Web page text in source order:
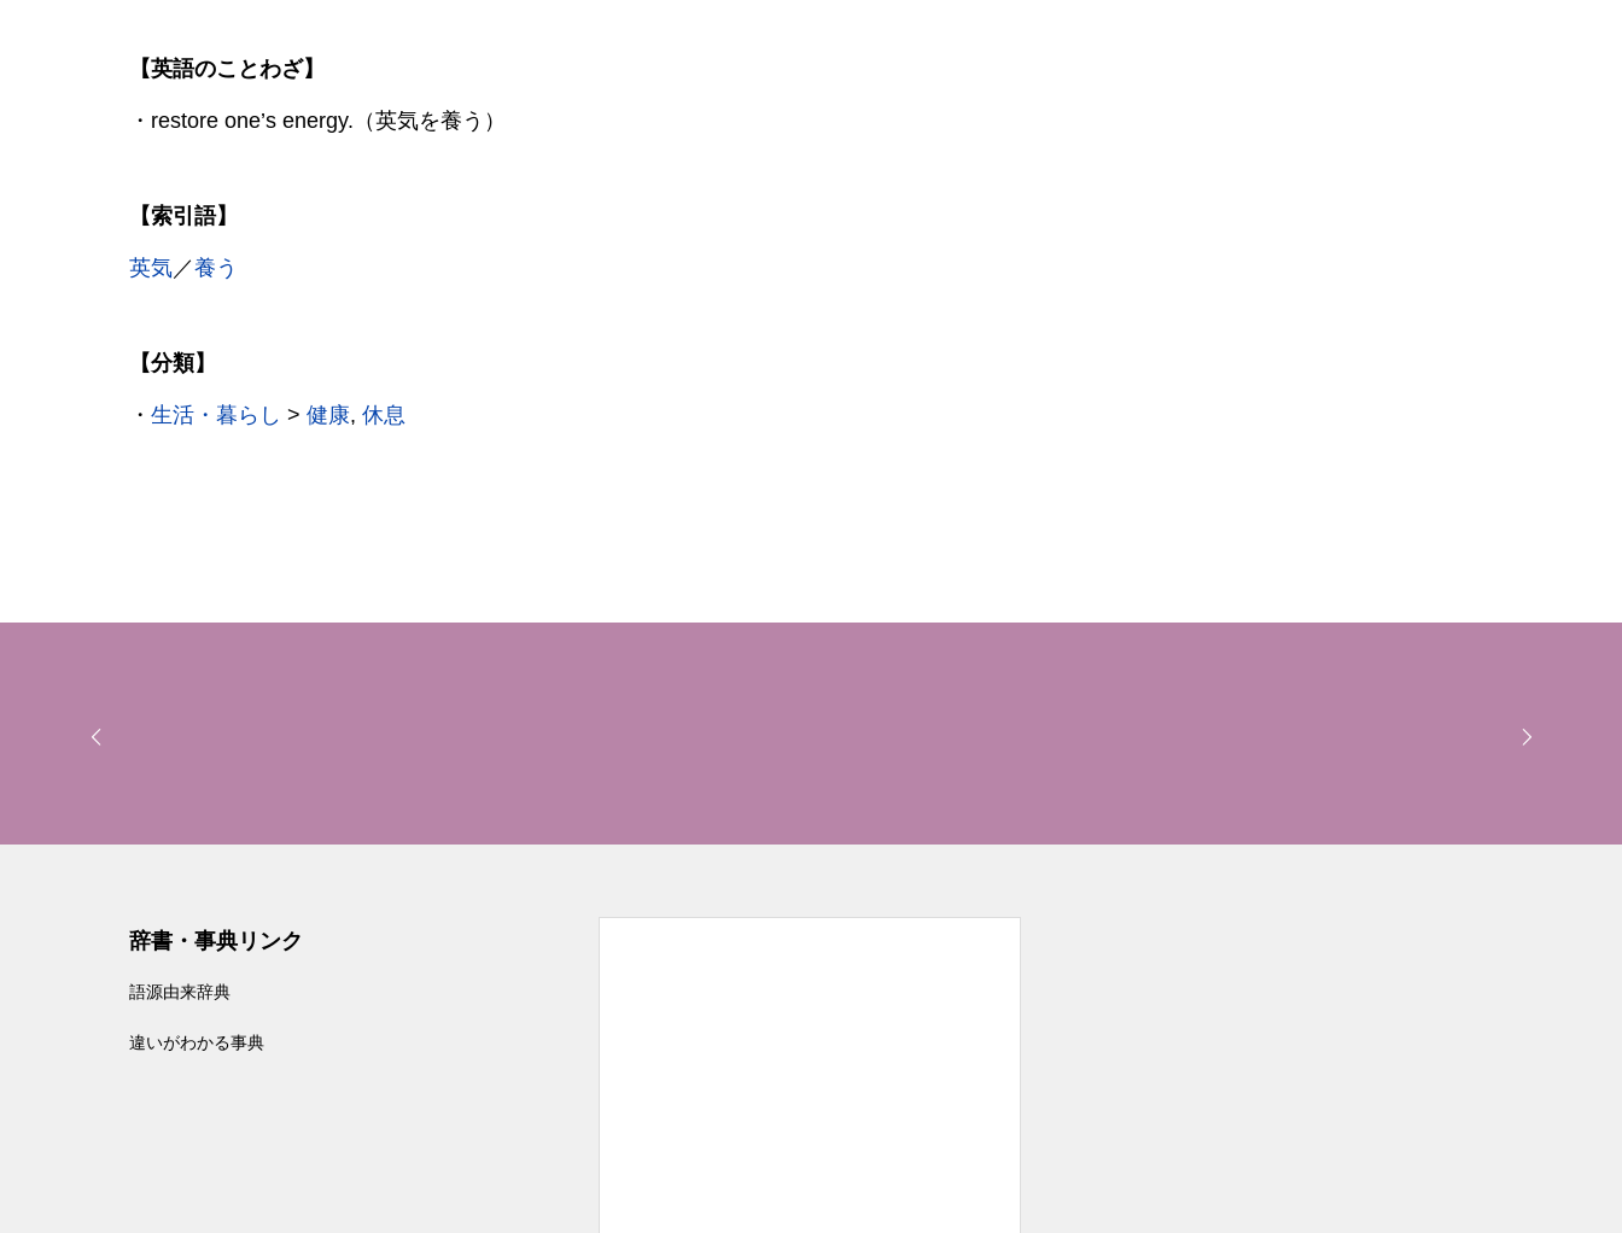
【英語のことわざ】
・restore one’s energy.（英気を養う）
【索引語】
英気／養う
【分類】
・ 生活・暮らし > 健康, 休息
辞書・事典リンク
語源由来辞典
違いがわかる事典